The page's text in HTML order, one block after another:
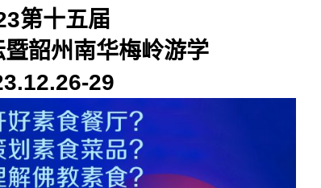
第十五届
韶州南华梅岭游学
29